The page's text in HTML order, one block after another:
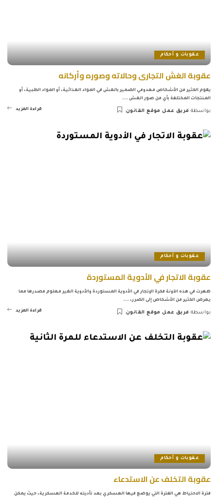
عقوبات و أحكام
عقوبة الغش التجارى وحالاته وصوره وأركانه
يقوم الكثير من الأشخاص معدومي الضمير بالغش في المواد الغذائية، أو المواد الطبية، أو
المنتجات المختلفة بأي من صور الغش ...
Posted
بواسطة فريق عمل موقع القانون قراءة المزيد
عقوبات و أحكام
عقوبة الاتجار في الأدوية المستوردة
ظهرت في هذه الآونة فكرة الإتجار في الأدوية المستوردة والأدوية الغير معلوم مصدرها مما
يعرض الكثير من الأشخاص إلى الضرر، ...
بواسطة فريق عمل موقع القانون قراءة المزيد
عقوبات و أحكام
عقوبة التخلف عن الاستدعاء
فترة الاحتياط هي الفترة التي يوضع فيها العسكري بعد تأديته للخدمة العسكرية، حيث يمكن